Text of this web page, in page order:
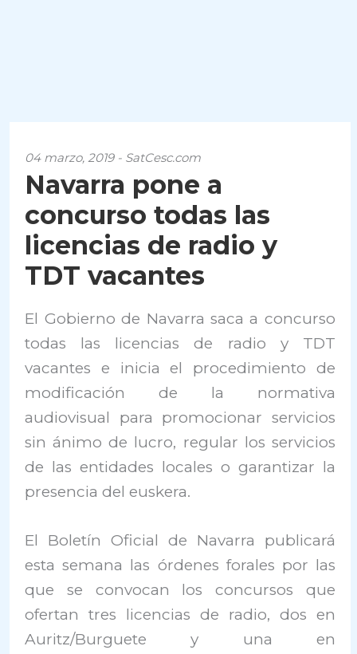
04 marzo, 2019 - SatCesc.com
Navarra pone a
concurso todas las
licencias de radio y
TDT vacantes
El Gobierno de Navarra saca a concurso
todas las licencias de radio y TDT
vacantes e inicia el procedimiento de
modificación de la normativa
audiovisual para promocionar servicios
sin ánimo de lucro, regular los servicios
de las entidades locales o garantizar la
presencia del euskera.
El Boletín Oficial de Navarra publicará
esta semana las órdenes forales por las
que se convocan los concursos que
ofertan tres licencias de radio, dos en
Auritz/Burguete y una en